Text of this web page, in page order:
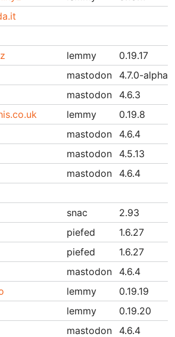
lemmy
0.19.17
mastodon
4.7.0-
mastodon
4.6.3
lemmy
0.19.8
mastodon
4.6.4
mastodon
4.5.13
mastodon
4.6.4
snac
2.93
piefed
1.6.27
piefed
1.6.27
mastodon
4.6.4
lemmy
0.19.19
lemmy
0.19.20
mastodon
4.6.4